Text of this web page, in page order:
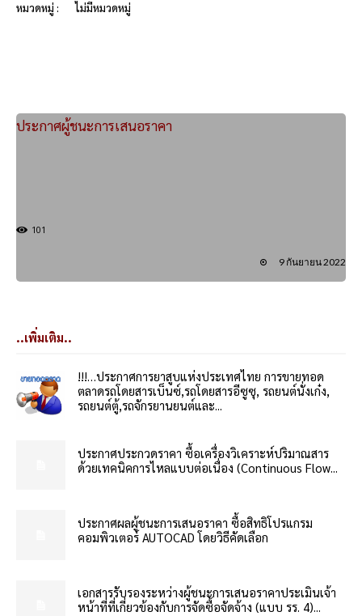
หมวดหมู่ : ไม่มีหมวดหมู่
ประกาศผู้ชนะการเสนอราคา
101
9 กันยายน 2022
..เพิ่มเติม..
!!!…ประกาศการยาสูบแห่งประเทศไทย การขายทอด
ตลาดรถโดยสารเบ็นซ์,รถโดยสารอีซูซุ, รถยนต์นั่งเก๋ง,
รถยนต์ตู้,รถจักรยานยนต์และ...
ประกาศประกวดราคา ซื้อเครื่องวิเคราะห์ปริมาณสาร
ด้วยเทคนิคการไหลแบบต่อเนื่อง (Continuous Flow...
ประกาศผลผู้ชนะการเสนอราคา ซื้อสิทธิโปรแกรม
คอมพิวเตอร์ AUTOCAD โดยวิธีคัดเลือก
เอกสารรับรองระหว่างผู้ชนะการเสนอราคาประเมินเจ้า
หน้าที่ที่เกี่ยวข้องกับการจัดซื้อจัดจ้าง (แบบ รร. 4)...